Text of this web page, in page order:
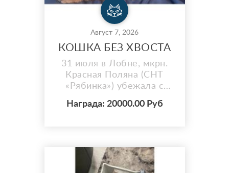
Август 7, 2026
КОШКА БЕЗ ХВОСТА
31 июля в Лобне, мкрн.
Красная Поляна (СНТ
«Рябинка») убежала с
Соня. ОСОБЫЕ
мутные глаза(белые пятна
на зрачках- следствие
Награда: 20000.00 Руб